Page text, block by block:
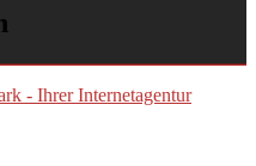
- Ihrer Internetagentur